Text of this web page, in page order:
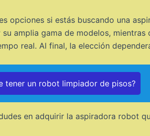
opciones si estás buscando una
amplia gama de modelos,
real. Al final, la elección
tener un robot limpiador de pisos?
en adquirir la aspiradora robot